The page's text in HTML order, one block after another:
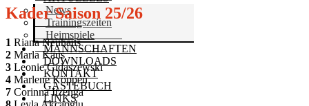
News
Trainingszeiten
Heimspiele
MANNSCHAFTEN
DOWNLOADS
KONTAKT
GÄSTEBUCH
LINKS
Kader Saison 25/26
1 Riana Neuhaus
2 Marla Kaus
3 Leonie Gidaszewski
4 Marlene Köppen
7 Corinna Itzenga